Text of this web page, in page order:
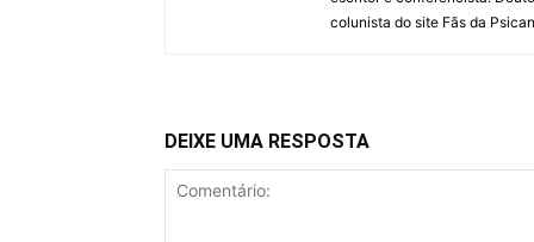
colunista do site Fãs da
DEIXE UMA RESPOSTA